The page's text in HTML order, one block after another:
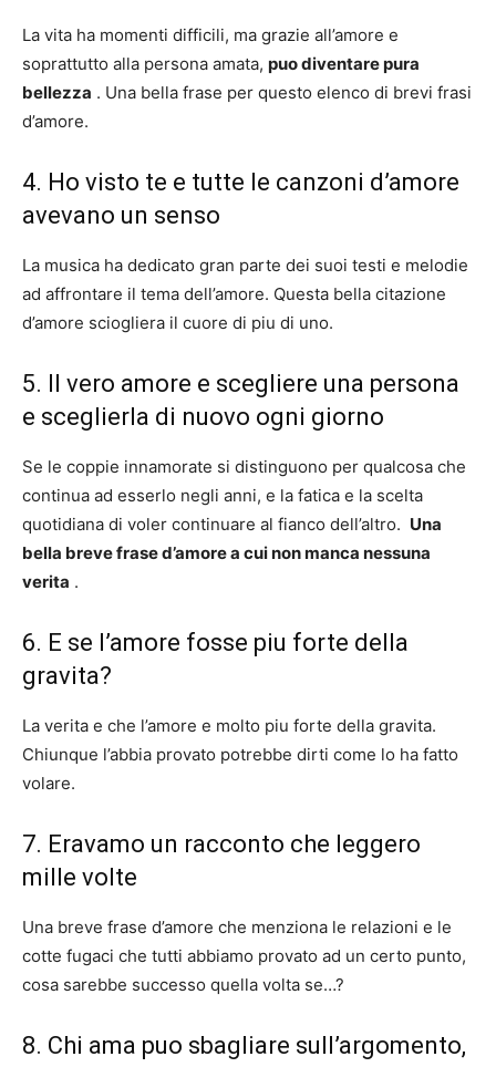
La vita ha momenti difficili, ma grazie all’amore e
soprattutto alla persona amata, puo diventare pura
bellezza . Una bella frase per questo elenco di brevi frasi
d’amore.
4. Ho visto te e tutte le canzoni d’amore
avevano un senso
La musica ha dedicato gran parte dei suoi testi e melodie
ad affrontare il tema dell’amore. Questa bella citazione
d’amore sciogliera il cuore di piu di uno.
5. Il vero amore e scegliere una persona
e sceglierla di nuovo ogni giorno
Se le coppie innamorate si distinguono per qualcosa che
continua ad esserlo negli anni, e la fatica e la scelta
quotidiana di voler continuare al fianco dell’altro. Una
bella breve frase d’amore a cui non manca nessuna
verita .
6. E se l’amore fosse piu forte della
gravita?
La verita e che l’amore e molto piu forte della gravita.
Chiunque l’abbia provato potrebbe dirti come lo ha fatto
volare.
7. Eravamo un racconto che leggero
mille volte
Una breve frase d’amore che menziona le relazioni e le
cotte fugaci che tutti abbiamo provato ad un certo punto,
cosa sarebbe successo quella volta se…?
8. Chi ama puo sbagliare sull’argomento,